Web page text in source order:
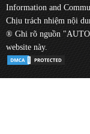
Information and
Chịu trách nhiệm nội
® Ghi rõ nguồn
website này.